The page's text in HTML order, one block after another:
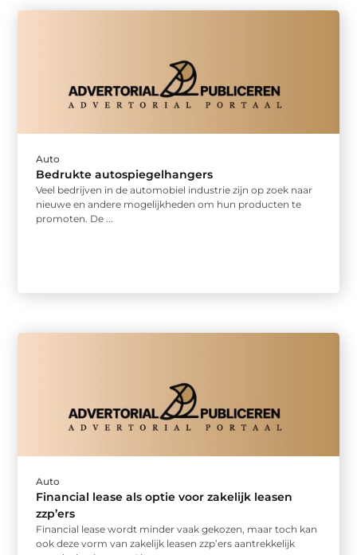
Auto
Bedrukte autospiegelhangers
Veel bedrijven in de automobiel industrie zijn op zoek naar
nieuwe en andere mogelijkheden om hun producten te
promoten. De ...
Auto
Financial lease als optie voor zakelijk leasen
zzp’ers
Financial lease wordt minder vaak gekozen, maar toch kan
ook deze vorm van zakelijk leasen zzp’ers aantrekkelijk